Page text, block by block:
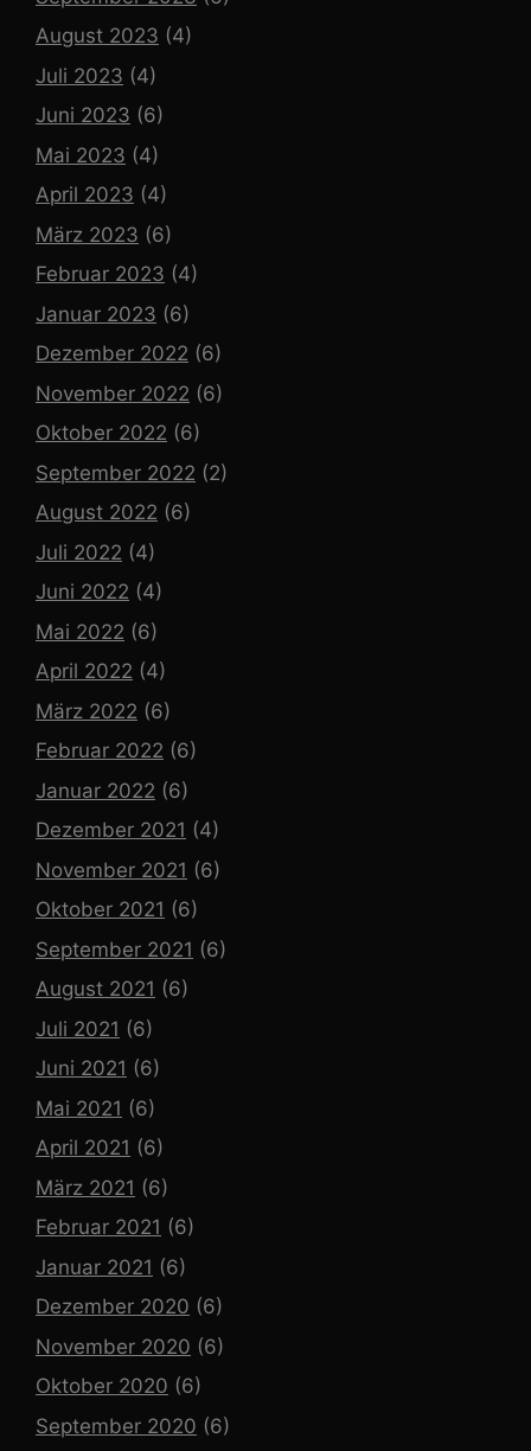
August 2023 (4)
Juli 2023 (4)
Juni 2023 (6)
Mai 2023 (4)
April 2023 (4)
März 2023 (6)
Februar 2023 (4)
Januar 2023 (6)
Dezember 2022 (6)
November 2022 (6)
Oktober 2022 (6)
September 2022 (2)
August 2022 (6)
Juli 2022 (4)
Juni 2022 (4)
Mai 2022 (6)
April 2022 (4)
März 2022 (6)
Februar 2022 (6)
Januar 2022 (6)
Dezember 2021 (4)
November 2021 (6)
Oktober 2021 (6)
September 2021 (6)
August 2021 (6)
Juli 2021 (6)
Juni 2021 (6)
Mai 2021 (6)
April 2021 (6)
März 2021 (6)
Februar 2021 (6)
Januar 2021 (6)
Dezember 2020 (6)
November 2020 (6)
Oktober 2020 (6)
September 2020 (6)